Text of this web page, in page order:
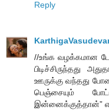
Reply
//உங்க வழக்கமான
ஊருக்கு வந்தது
பெஞ்சையும்
இன்னைக்குத்தான்”